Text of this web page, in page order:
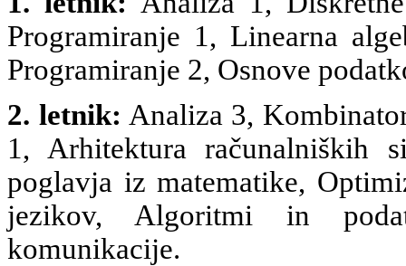
Programiranje 1, Linearna
Programiranje 2, Osnove
2. letnik: Analiza 3,
1, Arhitektura računalniških
poglavja iz matematike,
jezikov, Algoritmi in
komunikacije.